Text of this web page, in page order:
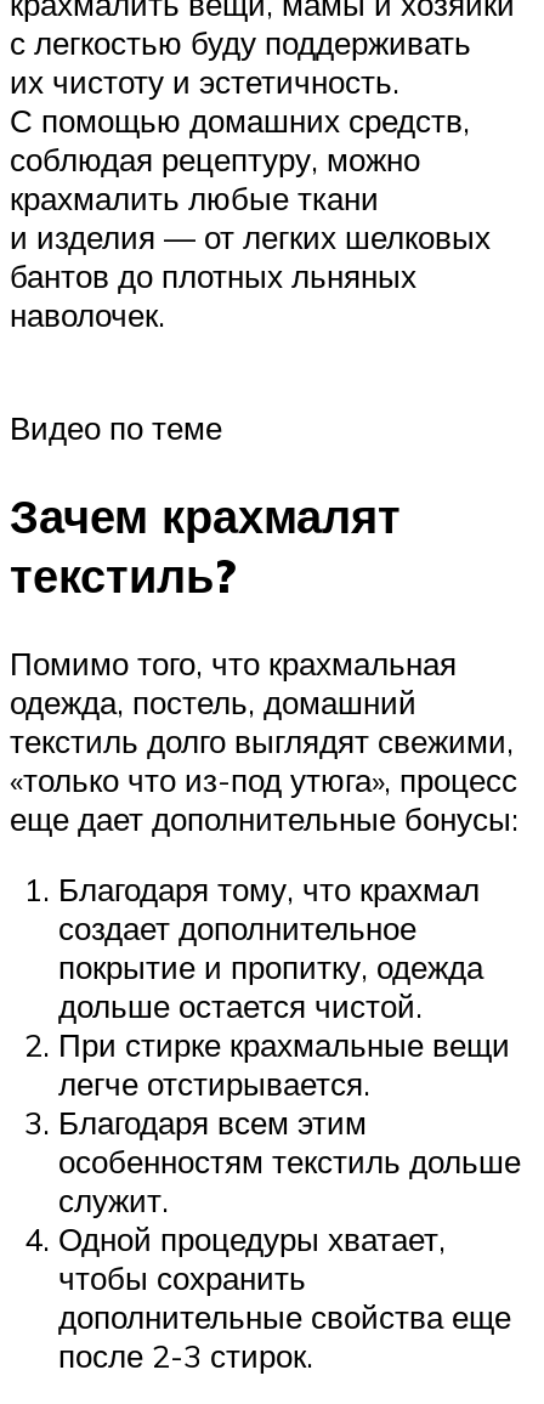
с легкостью буду поддерживать
их чистоту и эстетичность.
С помощью домашних средств,
соблюдая рецептуру, можно
крахмалить любые ткани
и изделия — от легких шелковых
бантов до плотных льняных
наволочек.
Видео по теме
Зачем крахмалят
текстиль?
Помимо того, что крахмальная
одежда, постель, домашний
текстиль долго выглядят свежими,
«только что из-под утюга», процесс
еще дает дополнительные бонусы:
Благодаря тому, что крахмал
создает дополнительное
покрытие и пропитку, одежда
дольше остается чистой.
При стирке крахмальные вещи
легче отстирывается.
Благодаря всем этим
особенностям текстиль дольше
служит.
Одной процедуры хватает,
чтобы сохранить
дополнительные свойства еще
после 2-3 стирок.